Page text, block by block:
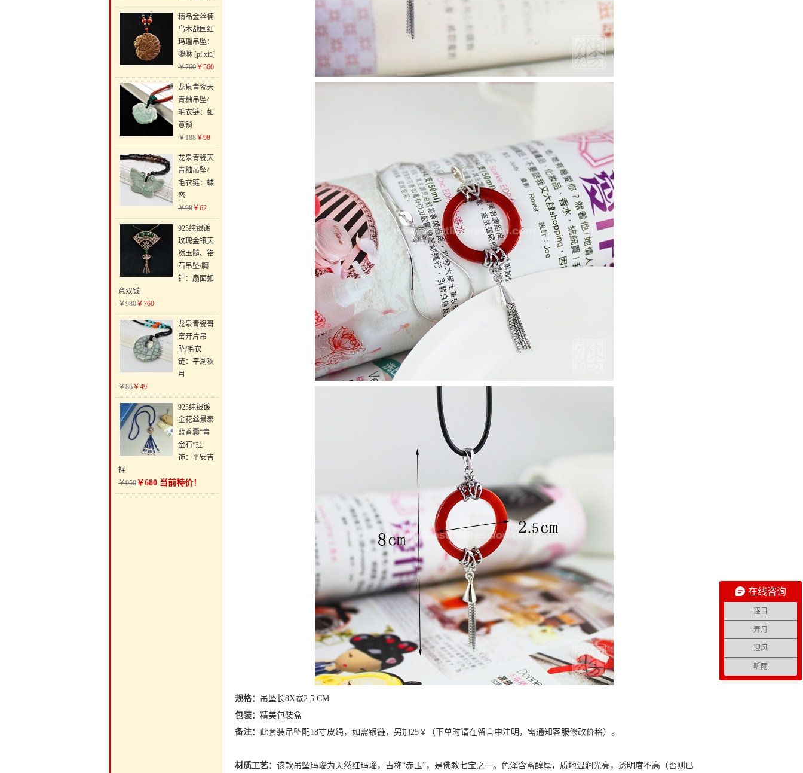
精品金丝楠
乌木战国红
玛瑙吊坠：
貔貅 [pí xiū]
￥760￥560
龙泉青瓷天
青釉吊坠/
毛衣链：如
意锁
￥188￥98
龙泉青瓷天
青釉吊坠/
毛衣链：蝶
恋
￥98￥62
925纯银镀
玫瑰金镶天
然玉髓、锆
石吊坠/胸
针：扇面如
意双钱
￥980￥760
龙泉青瓷哥
窑开片吊
坠/毛衣
链：平湖秋
月
￥86￥49
925纯银镀
金花丝景泰
蓝香囊“青
金石”挂
饰：平安吉
祥
￥950 ￥680 当前特价！
规格： 吊坠长8X宽2.5 CM
包装： 精美包装盒
备注： 此套装吊坠配18寸皮绳，如需银链，另加25￥（下单时请在留言中注明，需通知客服修改价格）。
材质工艺： 该款吊坠玛瑙为天然红玛瑙，古称“赤玉”，是佛教七宝之一。色泽含蓄醇厚，质地温润光亮，透明度不高（否则已
在线咨询
逐日
弄月
迎风
听雨